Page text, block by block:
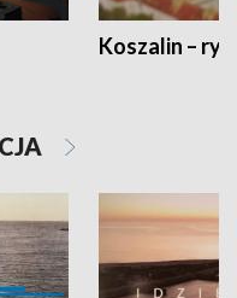
Koszalin –